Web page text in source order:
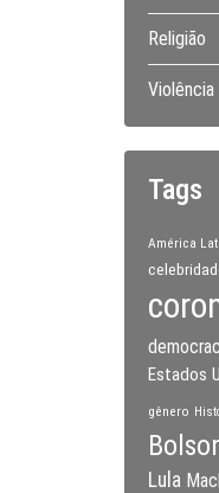
Religião
Violência
Tags
América
Estados
gênero
Lula